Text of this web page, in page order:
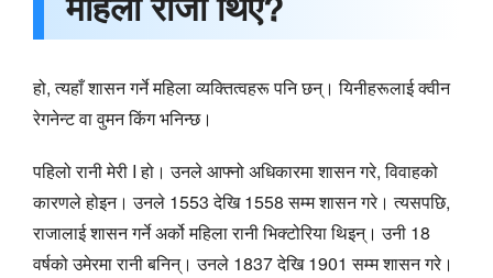
हो, त्यहाँ शासन गर्ने महिला व्यक्तित्वहरू पनि छन्। यिनीहरूलाई क्वीन
रेगनेन्ट वा वुमन किंग भनिन्छ।
पहिलो रानी मेरी I हो। उनले आफ्नो अधिकारमा शासन गरे, विवाहको
कारणले होइन। उनले 1553 देखि 1558 सम्म शासन गरे। त्यसपछि,
राजालाई शासन गर्ने अर्को महिला रानी भिक्टोरिया थिइन्। उनी 18
वर्षको उमेरमा रानी बनिन्। उनले 1837 देखि 1901 सम्म शासन गरे।